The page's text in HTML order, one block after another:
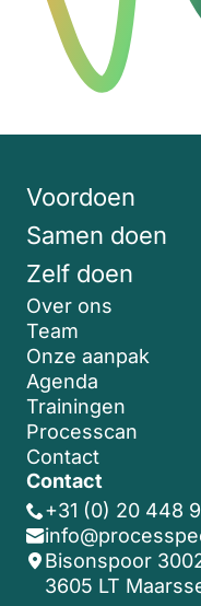
Voordoen
Samen doen
Zelf doen
Over ons
Team
Onze aanpak
Agenda
Trainingen
Processcan
Contact
Contact
+31 (0) 20 448
Bisonspoor
3605 LT